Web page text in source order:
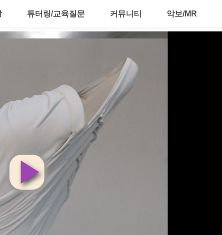
튜터링/교육질문 커뮤니티 악보/MR
영
상